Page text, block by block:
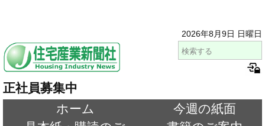
2026年8月9日 日曜日
正社員募集中
ホーム
今週の紙面